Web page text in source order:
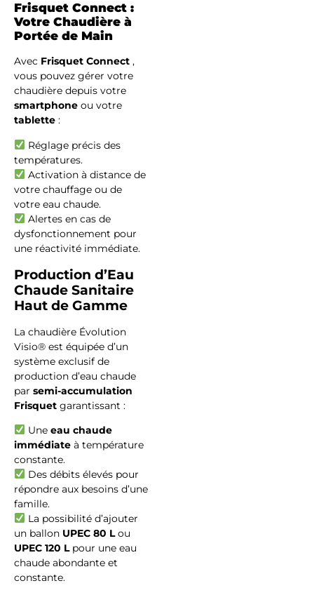
Frisquet Connect :
Votre Chaudière à
Portée de Main
Avec Frisquet Connect ,
vous pouvez gérer votre
chaudière depuis votre
smartphone ou votre
tablette :
Réglage précis des
températures.
Activation à distance de
votre chauffage ou de
votre eau chaude.
Alertes en cas de
dysfonctionnement pour
une réactivité immédiate.
Production d’Eau
Chaude Sanitaire
Haut de Gamme
La chaudière Évolution
Visio® est équipée d’un
système exclusif de
production d’eau chaude
par semi-accumulation
Frisquet garantissant :
Une eau chaude
immédiate à température
constante.
Des débits élevés pour
répondre aux besoins d’une
famille.
La possibilité d’ajouter
un ballon UPEC 80 Lou
UPEC 120 Lpour une eau
chaude abondante et
constante.